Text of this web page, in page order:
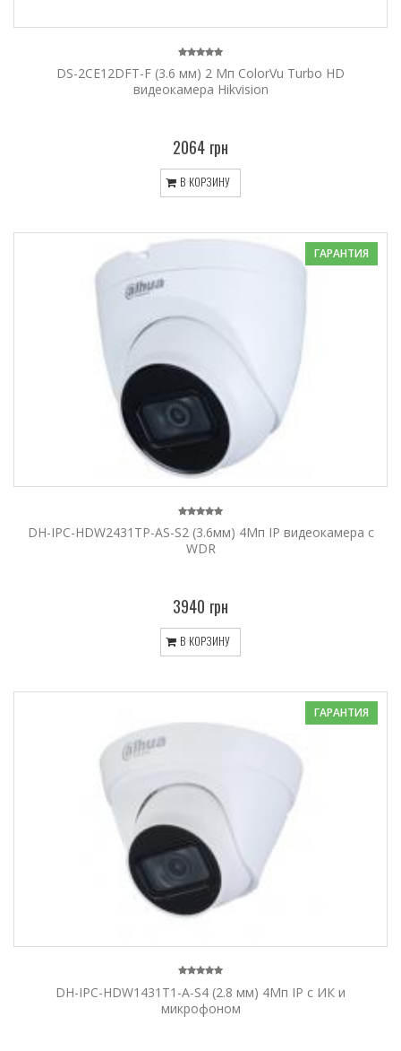
DS-2CE12DFT-F (3.6 мм) 2 Мп ColorVu Turbo HD
видеокамера Hikvision
2064 грн
В КОРЗИНУ
ГАРАНТИЯ
DH-IPC-HDW2431TP-AS-S2 (3.6мм) 4Mп IP видеокамера c
WDR
3940 грн
В КОРЗИНУ
ГАРАНТИЯ
DH-IPC-HDW1431T1-A-S4 (2.8 мм) 4Mп IP c ИК и
микрофоном